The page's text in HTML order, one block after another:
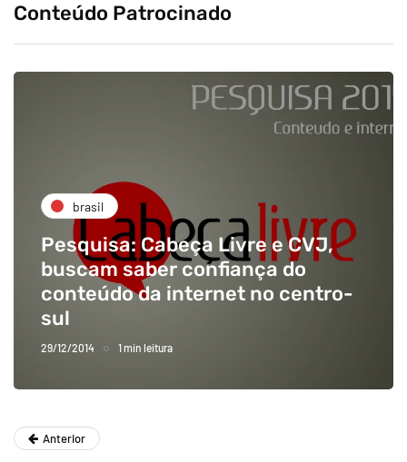
Conteúdo Patrocinado
brasil
Pesquisa: Cabeça Livre e CVJ,
buscam saber confiança do
conteúdo da internet no centro-
sul
29/12/2014 1 min leitura
Anterior